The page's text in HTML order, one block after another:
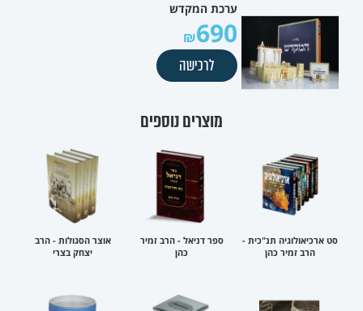
ערכת המקדש
690
לרכישה
מוצרים נוספים
סט ארכיאולוגיה תנ"כית -
הרב זמיר כהן
ספר דניאל - הרב זמיר
כהן
אוצר הסגולות - הרב
יצחק בצרי